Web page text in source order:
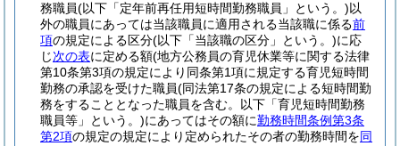
務職員(以下「定年前再任用短時間勤務職員」という。)以
外の職員にあっては当該職員に適用される当該職に係る前
項の規定による区分(以下「当該職の区分」という。)に応
じ次の表に定める額(地方公務員の育児休業等に関する法律
第10条第3項の規定により同条第1項に規定する育児短時間
勤務の承認を受けた職員(同法第17条の規定による短時間勤
務をすることとなった職員を含む。以下「育児短時間勤務
職員等」という。)にあってはその額に勤務時間条例第3条
第2項の規定の規定により定められたその者の勤務時間を同